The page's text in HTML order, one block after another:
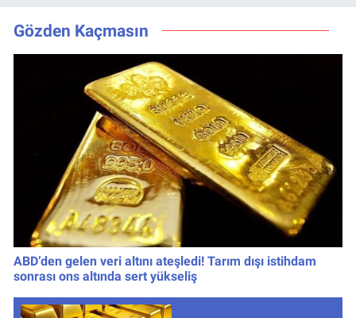
oldu?
Gözden Kaçmasın
ABD’den gelen veri altını ateşledi! Tarım dışı istihdam
sonrası ons altında sert yükseliş